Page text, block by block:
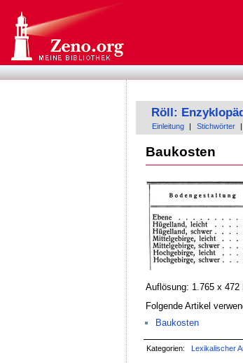
Röll:
Einleitung Stichwörter
Baukosten
Auflösung: 1.765 x 472
Folgende Artikel
Baukosten
Kategorien: Lexikalischer